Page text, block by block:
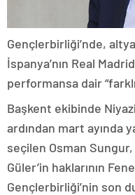
Gençlerbirliği’nde,
İspanya’nın Real
performansa dair
Başkent ekibinde
ardından mart ayında
seçilen Osman
Güler’in haklarının
Gençlerbirliği’nin son